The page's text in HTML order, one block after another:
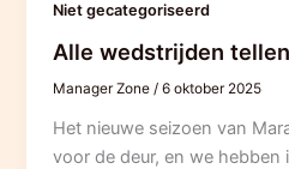
Niet gecategoriseerd
Alle wedstrijden
Manager Zone/6 oktober 2025
Het nieuwe seizoen van
voor de deur, en we